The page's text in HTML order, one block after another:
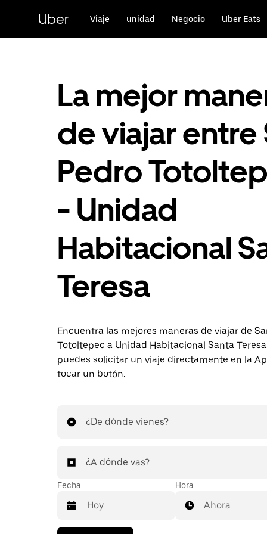
contenido
principal
Uber Viaje unidad Negocio Uber Eats
La mejor
de viajar entre
Pedro
- Unidad
Habitacional
Teresa
Encuentra las mejores maneras de viajar de
Totoltepec a Unidad Habitacional Santa
puedes solicitar un viaje directamente en la
tocar un botón.
¿De dónde vienes?
¿A dónde vas?
Fecha Hora
Ahora